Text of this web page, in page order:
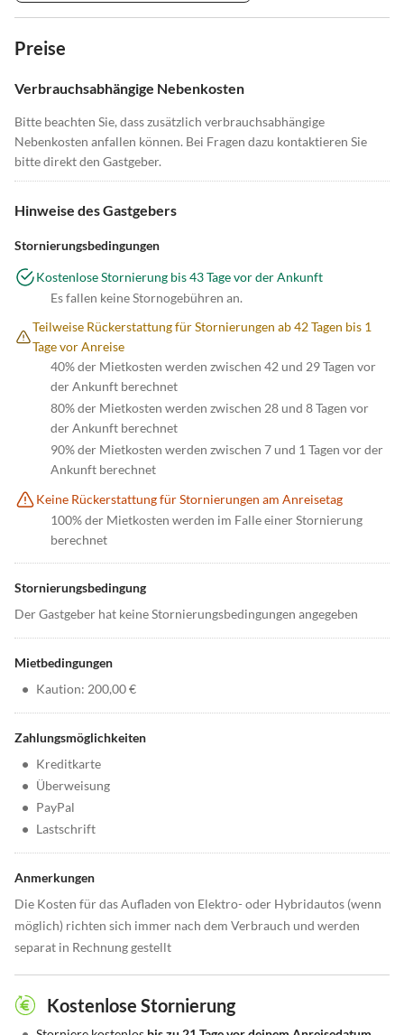
Preise
Verbrauchsabhängige Nebenkosten
Bitte beachten Sie, dass zusätzlich verbrauchsabhängige
Nebenkosten anfallen können. Bei Fragen dazu kontaktieren Sie
bitte direkt den Gastgeber.
Hinweise des Gastgebers
Stornierungsbedingungen
Kostenlose Stornierung bis 43 Tage vor der Ankunft
Es fallen keine Stornogebühren an.
Teilweise Rückerstattung für Stornierungen ab 42 Tagen bis 1
Tage vor Anreise
40% der Mietkosten werden zwischen 42 und 29 Tagen vor
der Ankunft berechnet
80% der Mietkosten werden zwischen 28 und 8 Tagen vor
der Ankunft berechnet
90% der Mietkosten werden zwischen 7 und 1 Tagen vor der
Ankunft berechnet
Keine Rückerstattung für Stornierungen am Anreisetag
100% der Mietkosten werden im Falle einer Stornierung
berechnet
Stornierungsbedingung
Der Gastgeber hat keine Stornierungsbedingungen angegeben
Mietbedingungen
• Kaution: 200,00 €
Zahlungsmöglichkeiten
• Kreditkarte
• Überweisung
• PayPal
• Lastschrift
Anmerkungen
Die Kosten für das Aufladen von Elektro- oder Hybridautos (wenn
möglich) richten sich immer nach dem Verbrauch und werden
separat in Rechnung gestellt
Kostenlose Stornierung